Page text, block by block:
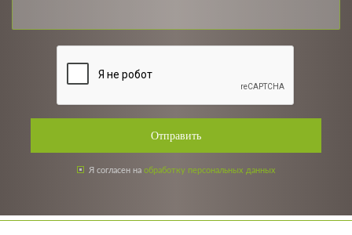
Отправить
Я согласен на обработку персональных данных